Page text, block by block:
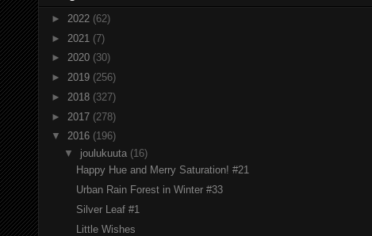
► 2022 (62)
► 2021 (7)
► 2020 (30)
► 2019 (256)
► 2018 (327)
► 2017 (278)
▼ 2016 (196)
▼ joulukuuta (16)
Happy Hue and Merry Saturation! #21
Urban Rain Forest in Winter #33
Silver Leaf #1
Little Wishes